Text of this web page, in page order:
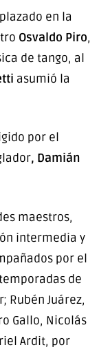
en la
Osvaldo Piro,
de tango, al
asumió la
por el
, Damián
maestros,
intermedia y
por el
de
Rubén Juárez,
Gallo, Nicolás
Ardit, por